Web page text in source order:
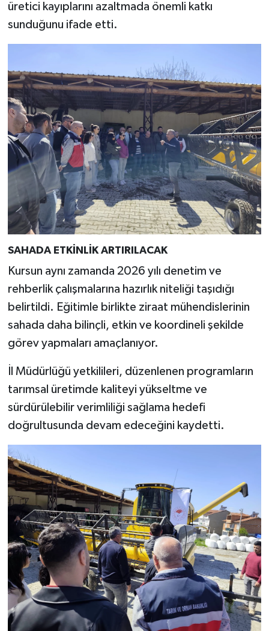
üretici kayıplarını azaltmada önemli katkı
sunduğunu ifade etti.
SAHADA ETKİNLİK ARTIRILACAK
Kursun aynı zamanda 2026 yılı denetim ve
rehberlik çalışmalarına hazırlık niteliği taşıdığı
belirtildi. Eğitimle birlikte ziraat mühendislerinin
sahada daha bilinçli, etkin ve koordineli şekilde
görev yapmaları amaçlanıyor.
İl Müdürlüğü yetkilileri, düzenlenen programların
tarımsal üretimde kaliteyi yükseltme ve
sürdürülebilir verimliliği sağlama hedefi
doğrultusunda devam edeceğini kaydetti.